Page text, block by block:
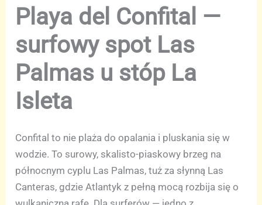
Playa del Confital —
surfowy spot Las
Palmas u stóp La
Isleta
Confital to nie plaża do opalania i pluskania się w
wodzie. To surowy, skalisto-piaskowy brzeg na
północnym cyplu Las Palmas, tuż za słynną Las
Canteras, gdzie Atlantyk z pełną mocą rozbija się o